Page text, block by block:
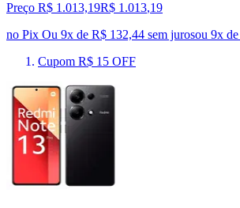
Preço R$ 1.013,19R$ 1.013,19
no Pix Ou 9x de R$ 132,44 sem jurosou 9x de
Cupom R$ 15 OFF